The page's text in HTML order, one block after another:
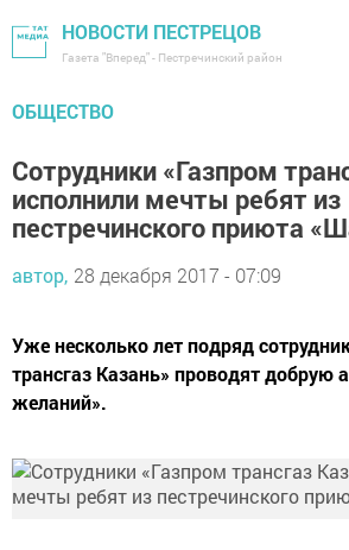
НОВОСТИ ПЕСТРЕЦОВ
Газета "Вперед" - Пестречинский район
ОБЩЕСТВО
Сотрудники «Газпром
исполнили мечты ребят из
пестречинского приюта
автор, 28 декабря 2017 - 07:09
Уже несколько лет подряд
трансгаз Казань» проводят добрую
желаний».